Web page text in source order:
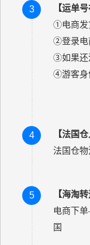
3
【运单
①电商
②登录电
③如果
④游客身
4 【法国
法国仓物
5
【海淘
电商下
国